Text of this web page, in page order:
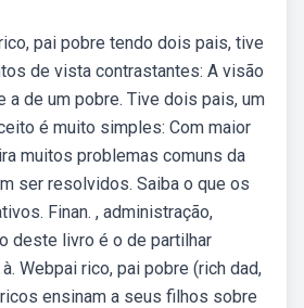
pai pobre tendo dois pais, tive
de vista contrastantes: A visão
a de um pobre. Tive dois pais, um
é muito simples: Com maior
muitos problemas comuns da
ser resolvidos. Saiba o que os
Finan. , administração,
deste livro é o de partilhar
Webpai rico, pai pobre (rich dad,
ensinam a seus filhos sobre